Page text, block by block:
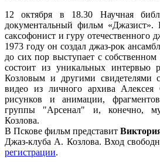
12 октября в 18.30 Научная
документальный фильм
саксофонист и гуру отечественного
1973 году он создал джаз-рок
до сих пор выступает с
состоит из уникальных интервью
Козловым и другими свидетелями
видео из личного архива Алексея
рисунков и анимации,
группы "Арсенал" и, конечно,
Козлова.
В Пскове фильм представит
Джаз-клуба А. Козлова. Вход
регистрации.